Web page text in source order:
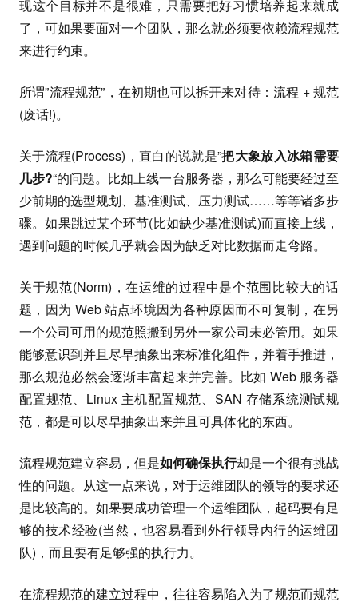
现这个目标并不是很难，只需要把好习惯培养起来就成
了，可如果要面对一个团队，那么就必须要依赖流程规范
来进行约束。
所谓”流程规范”，在初期也可以拆开来对待：流程 + 规范
(废话!)。
关于流程(Process)，直白的说就是”把大象放入冰箱需要
几步?“的问题。比如上线一台服务器，那么可能要经过至
少前期的选型规划、基准测试、压力测试……等等诸多步
骤。如果跳过某个环节(比如缺少基准测试)而直接上线，
遇到问题的时候几乎就会因为缺乏对比数据而走弯路。
关于规范(Norm)，在运维的过程中是个范围比较大的话
题，因为 Web 站点环境因为各种原因而不可复制，在另
一个公司可用的规范照搬到另外一家公司未必管用。如果
能够意识到并且尽早抽象出来标准化组件，并着手推进，
那么规范必然会逐渐丰富起来并完善。比如 Web 服务器
配置规范、Linux 主机配置规范、SAN 存储系统测试规
范，都是可以尽早抽象出来并且可具体化的东西。
流程规范建立容易，但是如何确保执行却是一个很有挑战
性的问题。从这一点来说，对于运维团队的领导的要求还
是比较高的。如果要成功管理一个运维团队，起码要有足
够的技术经验(当然，也容易看到外行领导内行的运维团
队)，而且要有足够强的执行力。
在流程规范的建立过程中，往往容易陷入为了规范而规范